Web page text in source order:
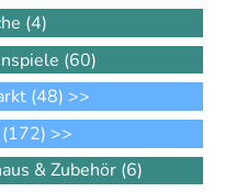
(4)
(60)
(48) >>
(172) >>
& Zubehör (6)